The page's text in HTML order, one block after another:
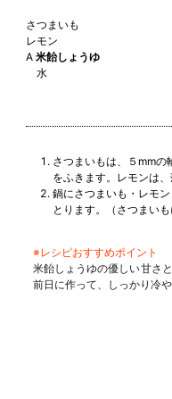
さつまいも
レモン
A 米飴しょうゆ
水
さつまいもは、５mmの
をふきます。レモンは、
鍋にさつまいも・レモ
とります。（さつまい
※レシピおすすめポイント
米飴しょうゆの優しい甘さ
前日に作って、しっかり冷